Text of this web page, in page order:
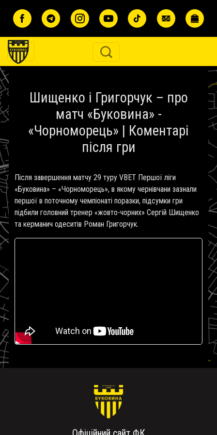
Шищенко і Григорчук – про
матч «Буковина» -
«Чорноморець» | Коментарі
після гри
Після завершення матчу 29 туру VBET Першої ліги
«Буковина» – «Чорноморець», в якому чернівчани зазнали
першої в поточному чемпіонаті поразки, підсумки гри
підбили головний тренер «жовто-чорних» Сергій Шищенко
та керманич одеситів Роман Григорчук.